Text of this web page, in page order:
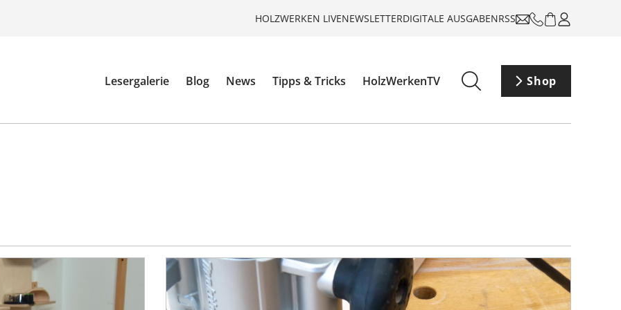
HOLZWERKEN LIVENEWSLETTERDIGITALE AUSGABENRSS
Lesergalerie Blog News Tipps & Tricks HolzWerkenTV Shop